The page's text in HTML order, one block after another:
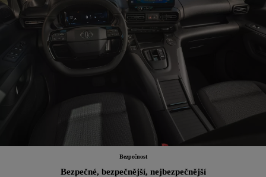
Bezpečnost
Bezpečné, bezpečnější, nejbezpečnější